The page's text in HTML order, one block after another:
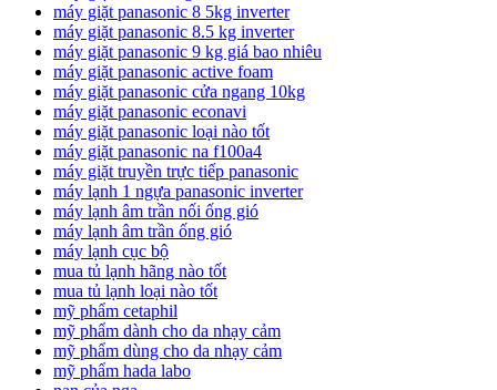
máy giặt panasonic 8 5kg inverter
máy giặt panasonic 8.5 kg inverter
máy giặt panasonic 9 kg giá bao nhiêu
máy giặt panasonic active foam
máy giặt panasonic cửa ngang 10kg
máy giặt panasonic econavi
máy giặt panasonic loại nào tốt
máy giặt panasonic na f100a4
máy giặt truyền trực tiếp panasonic
máy lạnh 1 ngựa panasonic inverter
máy lạnh âm trần nối ống gió
máy lạnh âm trần ống gió
máy lạnh cục bộ
mua tủ lạnh hãng nào tốt
mua tủ lạnh loại nào tốt
mỹ phẩm cetaphil
mỹ phẩm dành cho da nhạy cảm
mỹ phẩm dùng cho da nhạy cảm
mỹ phẩm hada labo